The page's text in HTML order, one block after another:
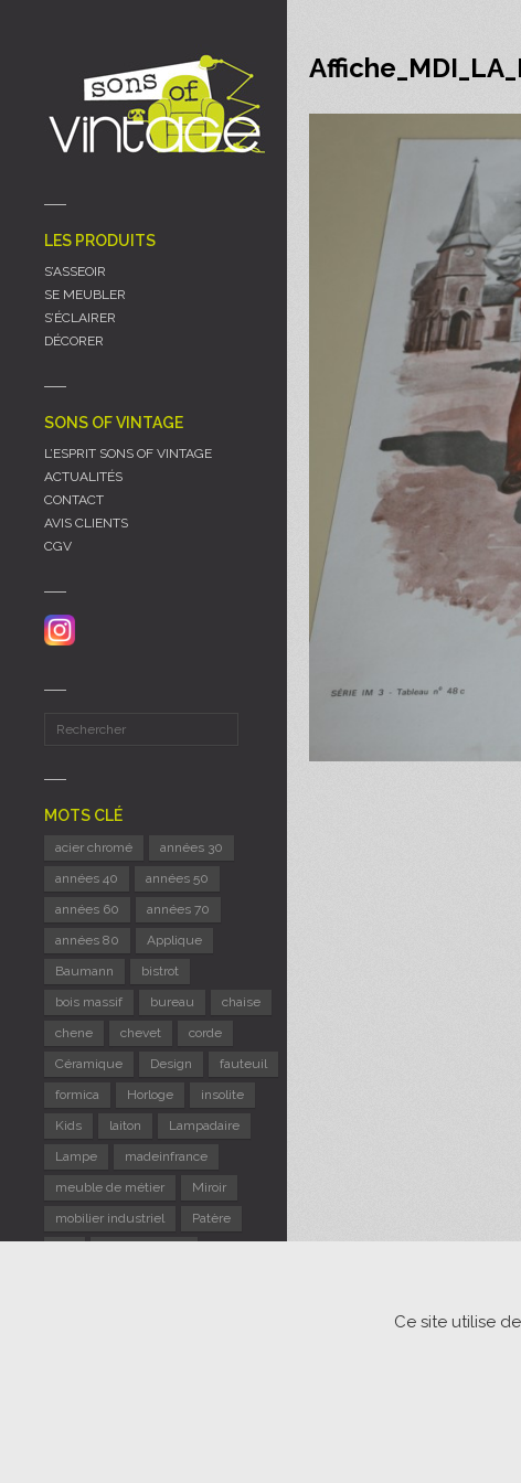
LES PRODUITS
S’ASSEOIR
SE MEUBLER
S’ÉCLAIRER
DÉCORER
SONS OF VINTAGE
L’ESPRIT SONS OF VINTAGE
ACTUALITÉS
CONTACT
AVIS CLIENTS
CGV
MOTS CLÉ
acier chromé
années 30
années 40
années 50
années 60
années 70
années 80
Applique
Baumann
bistrot
bois massif
bureau
chaise
chene
chevet
corde
Céramique
Design
fauteuil
formica
Horloge
insolite
Kids
laiton
Lampadaire
Lampe
madeinfrance
meuble de métier
Miroir
mobilier industriel
Patère
Ce site utilise